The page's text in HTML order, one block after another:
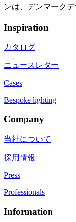
ンは、デンマーク
Inspiration
カタログ
ニュースレター
Cases
Bespoke lighting
Company
当社について
採用情報
Press
Professionals
Information